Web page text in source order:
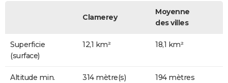
Clamerey
Moyenne
des villes
Superficie
(surface)
12,1 km² 18,1 km²
Altitude min. 314 mètre(s) 194 mètres